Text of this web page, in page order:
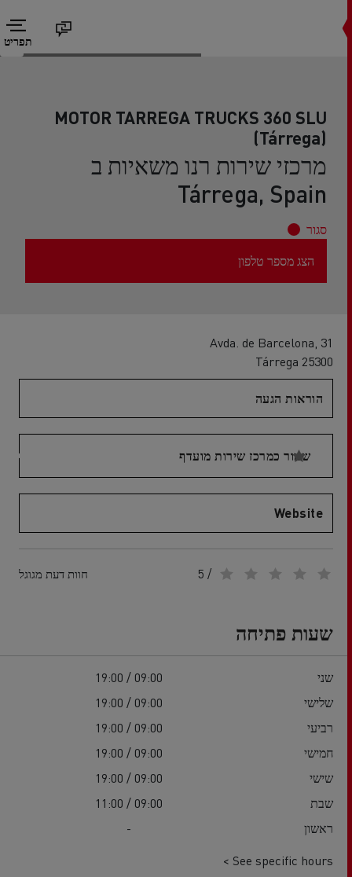
תפריט
MOTOR TARREGA TRUCKS 360 SLU
(Tárrega)
מרכזי שירות רנו משאיות ב
Tárrega, Spain
סגור
הצג מספר טלפון
Avda. de Barcelona, 31
25300 Tárrega
הוראות הגעה
שמור כמרכז שירות מועדף
Website
/ 5 חוות דעת מגוגל
שעות פתיחה
שני
09:00 / 19:00
שלישי
09:00 / 19:00
רביעי
09:00 / 19:00
חמישי
09:00 / 19:00
שישי
09:00 / 19:00
שבת
09:00 / 11:00
ראשון
-
See specific hours >